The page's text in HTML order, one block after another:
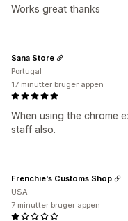
Works great thanks
When using the chrome
staff also.
Sana Store
Portugal
17 minutter bruger appen
Frenchie's Customs Shop
USA
7 minutter bruger appen